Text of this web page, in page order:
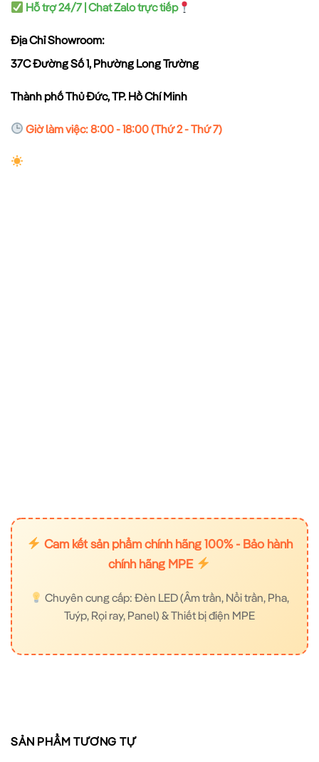
Hỗ trợ 24/7 | Chat Zalo trực tiếp
Địa Chỉ Showroom:
37C Đường Số 1, Phường Long Trường
Thành phố Thủ Đức, TP. Hồ Chí Minh
Giờ làm việc: 8:00 - 18:00 (Thứ 2 - Thứ 7)
Cam kết sản phẩm chính hãng 100% - Bảo hành
chính hãng MPE
Chuyên cung cấp: Đèn LED (Âm trần, Nổi trần, Pha,
Tuýp, Rọi ray, Panel) & Thiết bị điện MPE
SẢN PHẨM TƯƠNG TỰ